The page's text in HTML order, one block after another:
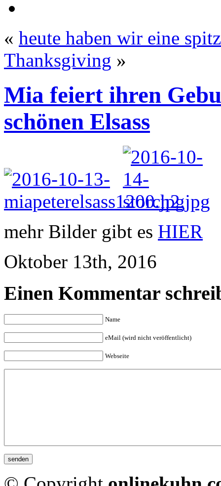
« heute haben wir eine
Thanksgiving »
Mia feiert ihren
schönen Elsass
mehr Bilder gibt es HIER
Oktober 13th, 2016
Einen Kommentar
Name
eMail (wird nicht veröffentlicht)
Webseite